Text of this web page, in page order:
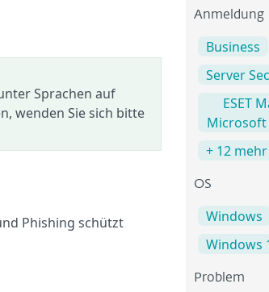
Sprachen auf
wenden Sie sich bitte
Phishing schützt
Anmeldung
Business
Server
ESET
Microsoft
+ 12 mehr
OS
Windows
Windows
Problem